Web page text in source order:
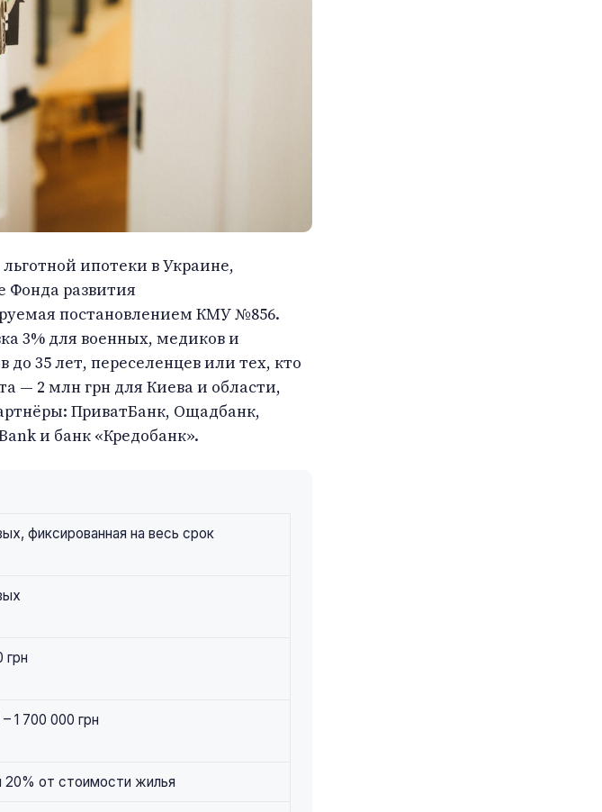
ипотеки в Украине,
Фонда развития
постановлением КМУ №856.
3% для военных, медиков и
35 лет, переселенцев или тех, кто
— 2 млн грн для Киева и области,
ПриватБанк, Ощадбанк,
и банк «Кредобанк».
фиксированная на весь срок
грн
1 700 000 грн
от стоимости жилья